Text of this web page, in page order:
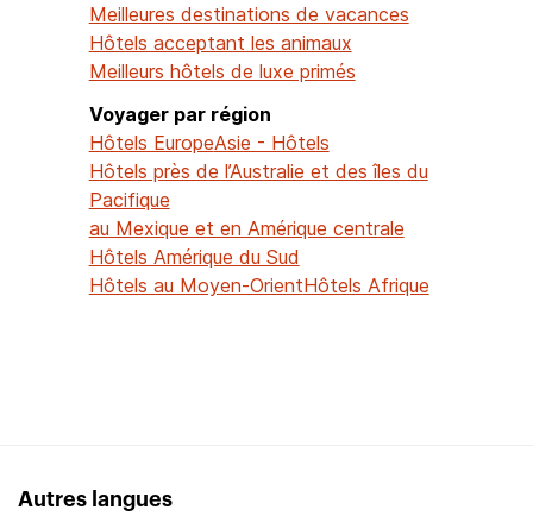
Meilleures destinations de vacances
Hôtels acceptant les animaux
Meilleurs hôtels de luxe primés
Voyager par région
Hôtels EuropeAsie - Hôtels
Hôtels près de l’Australie et des îles du
Pacifique
au Mexique et en Amérique centrale
Hôtels Amérique du Sud
Hôtels au Moyen-OrientHôtels Afrique
Autres langues